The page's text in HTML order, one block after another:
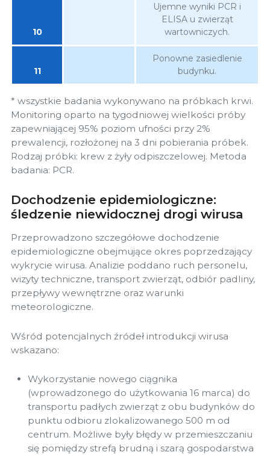
10
Ujemne wyniki PCR i
ELISA u zwierząt
wartowniczych.
11
Ponowne zasiedlenie
budynku.
* wszystkie badania wykonywano na próbkach krwi.
Monitoring oparto na tygodniowej wielkości próby
zapewniającej 95% poziom ufności przy 2%
prewalencji, rozłożonej na 3 dni pobierania próbek.
Rodzaj próbki: krew z żyły odpiszczelowej. Metoda
badania: PCR.
Dochodzenie epidemiologiczne:
śledzenie niewidocznej drogi wirusa
Przeprowadzono szczegółowe dochodzenie
epidemiologiczne obejmujące okres poprzedzający
wykrycie wirusa. Analizie poddano ruch personelu,
wizyty techniczne, transport zwierząt, odbiór padliny,
przepływy wewnętrzne oraz warunki
meteorologiczne.
Wśród potencjalnych źródeł introdukcji wirusa
wskazano:
Wykorzystanie nowego ciągnika
(wprowadzonego do użytkowania 16 marca) do
transportu padłych zwierząt z obu budynków do
punktu odbioru zlokalizowanego 500 m od
centrum. Możliwe były błędy w przemieszczaniu
się pomiędzy strefą brudną i szarą gospodarstwa